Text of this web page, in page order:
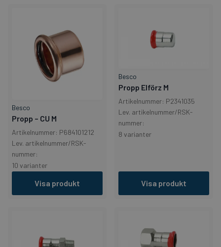
Besco
Propp – CU M
Artikelnummer: P684101212
Lev. artikelnummer/RSK-
nummer:
10 varianter
Visa produkt
Besco
Propp Elförz M
Artikelnummer: P2341035
Lev. artikelnummer/RSK-
nummer:
8 varianter
Visa produkt